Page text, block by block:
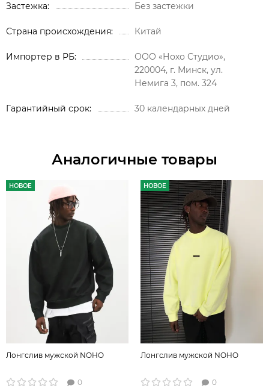
Застежка Без застежки
Страна происхождения Китай
Импортер в РБ
ООО «Нохо Студио»,
220004, г. Минск, ул.
Немига 3, пом. 324
Гарантийный срок 30 календарных дней
Аналогичные товары
НОВОЕ
Лонгслив мужской NOHO
0
НОВОЕ
Лонгслив мужской NOHO
0